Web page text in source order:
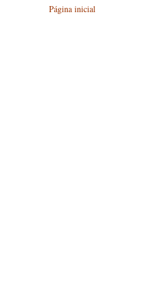
Página inicial